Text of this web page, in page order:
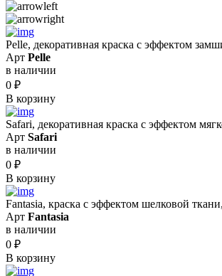
Pelle, декоративная краска с эффектом
Арт Pelle
в наличии
0 ₽
В корзину
Safari, декоративная краска с эффектом
Арт Safari
в наличии
0 ₽
В корзину
Fantasia, краска с эффектом шелковой
Арт Fantasia
в наличии
0 ₽
В корзину